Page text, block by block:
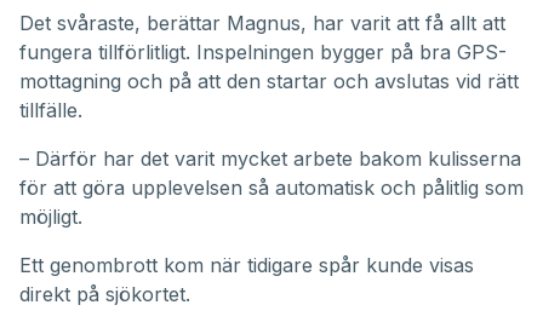
Det svåraste, berättar Magnus, har varit att få allt att
fungera tillförlitligt. Inspelningen bygger på bra GPS-
mottagning och på att den startar och avslutas vid rätt
tillfälle.
– Därför har det varit mycket arbete bakom kulisserna
för att göra upplevelsen så automatisk och pålitlig som
möjligt.
Ett genombrott kom när tidigare spår kunde visas
direkt på sjökortet.